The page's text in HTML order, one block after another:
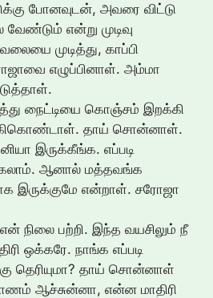
போனவுடன், அவரை விட்டு
என்று முடிவு
முடித்து, காப்பி
எழுப்பினாள். அம்மா
நைட்டியை கொஞ்சம் இறக்கி
தாய் சொன்னாள்.
இருக்கீங்க. எப்படி
ஆனால் மத்தவங்க
இருக்குமே என்றாள். சரோஜா
என் நிலை பற்றி. இந்த வயசிலும் நீ
ஒக்கரே. நாங்க எப்படி
தெரியுமா? தாய் சொன்னாள்
ஆச்சுன்னா, என்ன மாதிரி